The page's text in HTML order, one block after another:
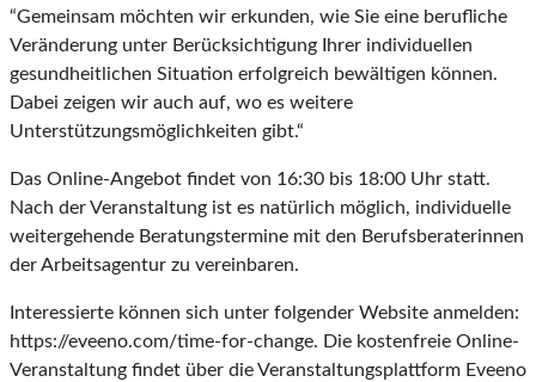
“Gemeinsam möchten wir erkunden, wie Sie eine berufliche
Veränderung unter Berücksichtigung Ihrer individuellen
gesundheitlichen Situation erfolgreich bewältigen können.
Dabei zeigen wir auch auf, wo es weitere
Unterstützungsmöglichkeiten gibt.“
Das Online-Angebot findet von 16:30 bis 18:00 Uhr statt.
Nach der Veranstaltung ist es natürlich möglich, individuelle
weitergehende Beratungstermine mit den Berufsberaterinnen
der Arbeitsagentur zu vereinbaren.
Interessierte können sich unter folgender Website anmelden:
https://eveeno.com/time-for-change. Die kostenfreie Online-
Veranstaltung findet über die Veranstaltungsplattform Eveeno